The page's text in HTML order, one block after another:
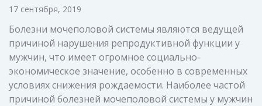
17 сентября, 2019
Болезни мочеполовой системы являются ведущей
причиной нарушения репродуктивной функции у
мужчин, что имеет огромное социально-
экономическое значение, особенно в современных
условиях снижения рождаемости. Наиболее частой
причиной болезней мочеполовой системы у мужчин